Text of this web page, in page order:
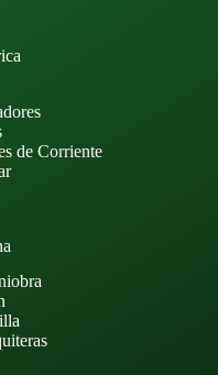
de Corriente